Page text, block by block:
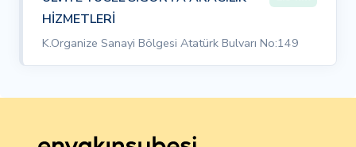
HİZMETLERİ
K.Organize Sanayi Bölgesi Atatürk Bulvarı No:149